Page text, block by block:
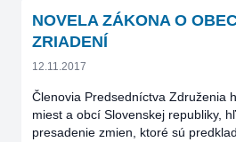
NOVELA ZÁKONA O
ZRIADENÍ
12.11.2017
Členovia Predsedníctva Združenia
miest a obcí Slovenskej republiky,
presadenie zmien, ktoré sú